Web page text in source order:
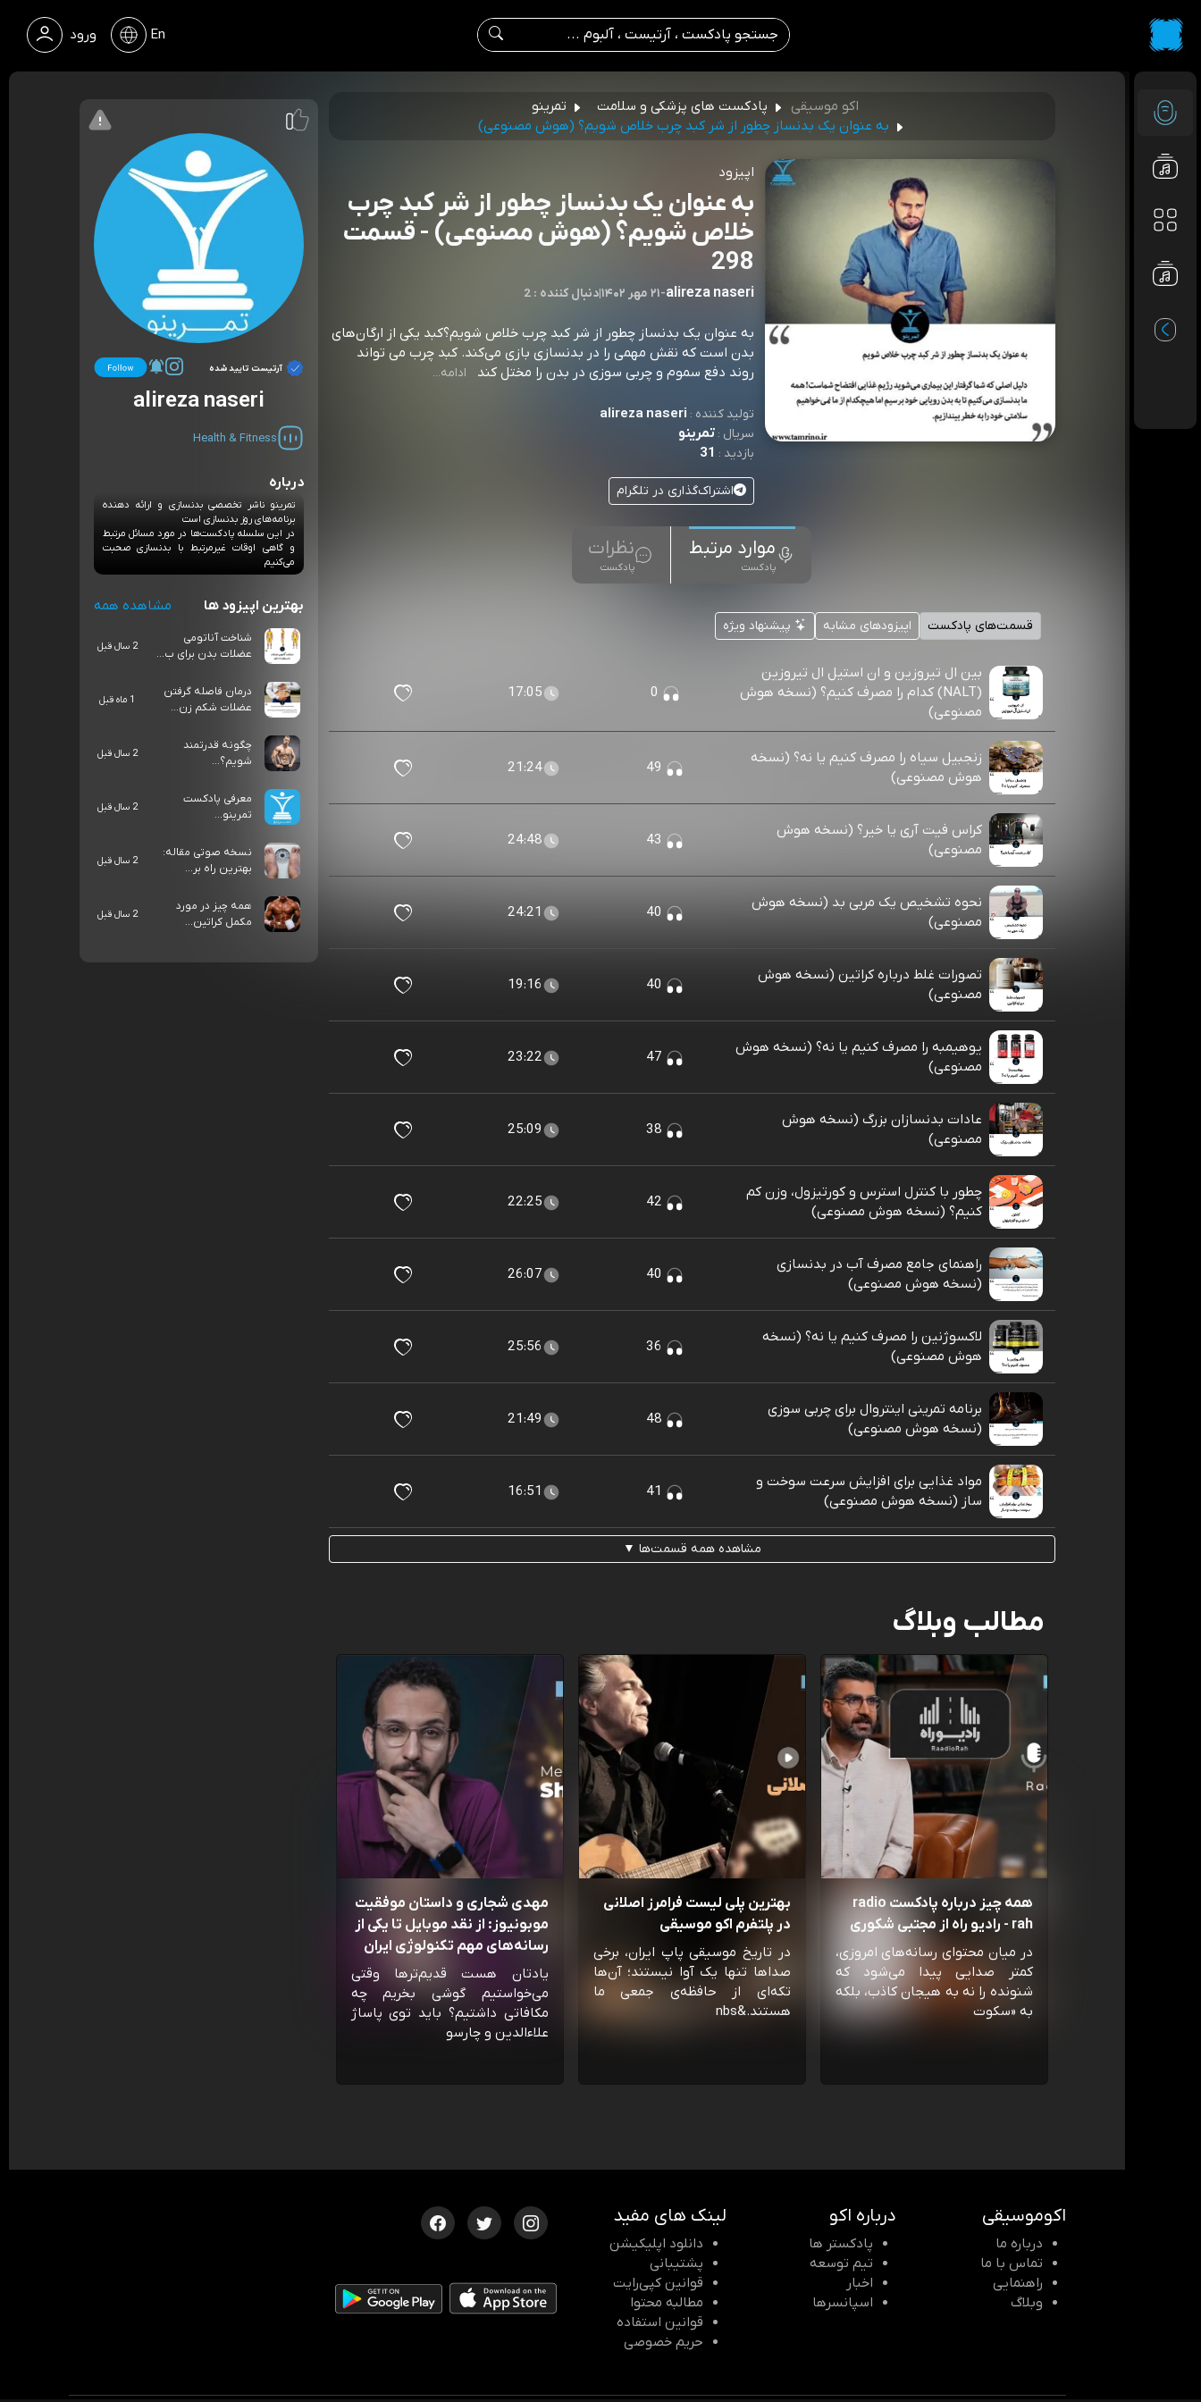
ورود En
اکو موسیقی پادکست های پزشکی و سلامت
تمرینو
به عنوان یک بدنساز چطور از شر کبد چرب خلاص شویم؟ (هوش مصنوعی)
اپیزود
به عنوان یک بدنساز چطور از شر کبد چرب
خلاص شویم؟ (هوش مصنوعی) - قسمت
298
alireza naseri
-۲۱ مهر ۱۴۰۲ |2 : دنبال کننده
به عنوان یک بدنساز چطور از شر کبد چرب خلاص شویم؟کبد یکی از ارگان‌های
بدن است که نقش مهمی را در بدنسازی بازی می‌کند. کبد چرب می تواند
روند دفع سموم و چربی سوزی در بدن را مختل کند⁠⁠⁠⁠⁠⁠⁠⁠⁠⁠⁠⁠⁠⁠⁠⁠⁠⁠⁠⁠⁠⁠⁠⁠⁠⁠⁠⁠⁠⁠⁠⁠⁠⁠⁠⁠⁠⁠⁠⁠⁠⁠⁠⁠⁠⁠⁠⁠⁠⁠⁠⁠⁠⁠⁠⁠⁠⁠⁠⁠⁠⁠⁠⁠⁠⁠⁠⁠⁠⁠⁠⁠⁠⁠⁠⁠⁠⁠⁠⁠⁠⁠⁠⁠⁠⁠⁠⁠⁠⁠⁠⁠⁠⁠⁠⁠⁠⁠⁠⁠⁠⁠⁠
ادامه...
تولید کننده : alireza naseri
سریال :تمرینو
بازدید : 31
اشتراک‌گذاری در تلگرام
موارد مرتبط
پادکست
نظرات
پادکست
قسمت‌های پادکست اپیزودهای مشابه پیشنهاد ویژه
بین ال تیروزین و ان استیل ال تیروزین
(NALT) کدام را مصرف کنیم؟ (نسخه هوش
مصنوعی)
17:05
زنجبیل سیاه را مصرف کنیم یا نه؟ (نسخه
هوش مصنوعی)
21:24
کراس فیت آری یا خیر؟ (نسخه هوش
مصنوعی)
24:48
نحوه تشخیص یک مربی بد (نسخه هوش
مصنوعی)
24:21
تصورات غلط درباره کراتین (نسخه هوش
مصنوعی)
19:16
یوهیمبه را مصرف کنیم یا نه؟ (نسخه هوش
مصنوعی)
23:22
عادات بدنسازان بزرگ (نسخه هوش
مصنوعی)
25:09
چطور با کنترل استرس و کورتیزول، وزن کم
کنیم؟ (نسخه هوش مصنوعی)
22:25
راهنمای جامع مصرف آب در بدنسازی
(نسخه هوش مصنوعی)
26:07
لاکسوژنین را مصرف کنیم یا نه؟ (نسخه
هوش مصنوعی)
25:56
برنامه تمرینی اینتروال برای چربی سوزی
(نسخه هوش مصنوعی)
21:49
مواد غذایی برای افزایش سرعت سوخت و
ساز (نسخه هوش مصنوعی)
16:51
مشاهده همه قسمت‌ها ▼
مطالب وبلاگ
همه چیز درباره پادکست radio
rah - رادیو راه از مجتبی شکوری
در میان محتوای رسانه‌های امروزی،
کمتر صدایی پیدا می‌شود که
شنونده را نه به هیجان کاذب، بلکه
به «سکوت
بهترین پلی لیست فرامرز اصلانی
در پلتفرم اکو موسیقی
در تاریخ موسیقی پاپ ایران، برخی
صداها تنها یک آوا نیستند؛ آن‌ها
تکه‌ای از حافظه‌ی جمعی ما
هستند.&nbs
مهدی شجاری و داستان موفقیت
موبونیوز: از نقد موبایل تا یکی از
رسانه‌‌های مهم تکنولوژی ایران
یادتان هست قدیم‌ترها وقتی
می‌خواستیم گوشی بخریم چه
مکافاتی داشتیم؟ باید توی پاساژ
علاءالدین و چارسو
آرتیست تایید شده
alireza naseri
Health & Fitness
درباره
تمرینو ناشر تخصصی بدنسازی و ارائه دهنده
برنامه‌های روز بدنسازی است
در این سلسله پادکست‌ها در مورد مسائل مرتبط
و گاهی اوقات غیرمرتبط با بدنسازی صحبت
می‌کنیم
بهترین اپیزود ها مشاهده همه
شناخت آناتومی
عضلات بدن برای ب...
2 سال قبل
درمان فاصله گرفتن
عضلات شکم زن...
1 ماه قبل
چگونه قدرتمند
شویم؟...
2 سال قبل
معرفی پادکست
تمرینو...
2 سال قبل
نسخه صوتی مقاله:
بهترین راه بر...
2 سال قبل
همه چیز در مورد
مکمل کراتین...
2 سال قبل
اکوموسیقی
درباره ما
تماس با ما
راهنمایی
وبلاگ
درباره اکو
پادکستر ها
تیم توسعه
اخبار
اسپانسرها
لینک های مفید
دانلود اپلیکیشن
پشتیبانی
قوانین کپی‌رایت
مطالبه محتوا
قوانین استفاده
حریم خصوصی